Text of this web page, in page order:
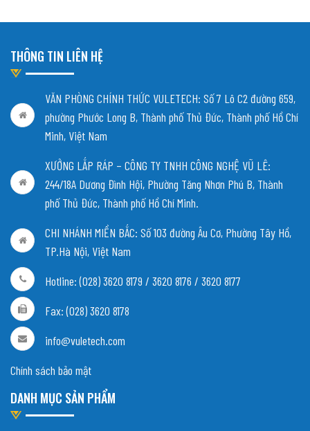
THÔNG TIN LIÊN HỆ
VĂN PHÒNG CHÍNH THỨC VULETECH: Số 7 Lô C2 đường 659,
phường Phước Long B, Thành phố Thủ Đức, Thành phố Hồ Chí
Minh, Việt Nam
XƯỞNG LẮP RÁP – CÔNG TY TNHH CÔNG NGHỆ VŨ LÊ:
244/18A Dương Đình Hội, Phường Tăng Nhơn Phú B, Thành
phố Thủ Đức, Thành phố Hồ Chí Minh.
CHI NHÁNH MIỀN BẮC: Số 103 đường Âu Cơ, Phường Tây Hồ,
TP.Hà Nội, Việt Nam
Hotline: (028) 3620 8179 / 3620 8176 / 3620 8177
Fax: (028) 3620 8178
info@vuletech.com
Chính sách bảo mật
DANH MỤC SẢN PHẨM